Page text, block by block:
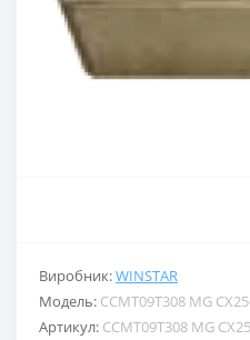
Виробник:WINSTAR
Модель: CCMT09T308 MG
Артикул: CCMT09T308 MG